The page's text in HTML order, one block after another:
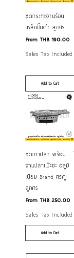
ชุดกระทะจานร้อน
เหล็กปั๊มดำ ลูกศร
From THB 190.00
Sale Price
Sales Tax Included
Add to Cart
ชุดเตาปลา พร้อม
จานปลาแป๊ะซะ อลูมิ
เนียม Brand ศรคู่-
ลูกศร
From THB 250.00
Sale Price
Sales Tax Included
Add to Cart